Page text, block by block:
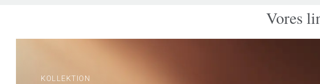
Vores
KOLLEKTION